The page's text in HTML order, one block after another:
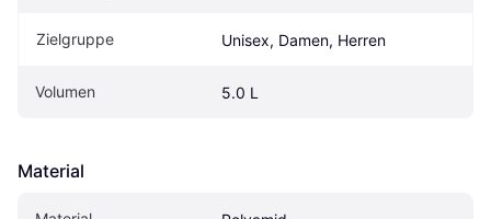
Zielgruppe Unisex, Damen, Herren
Volumen 5.0 L
Material